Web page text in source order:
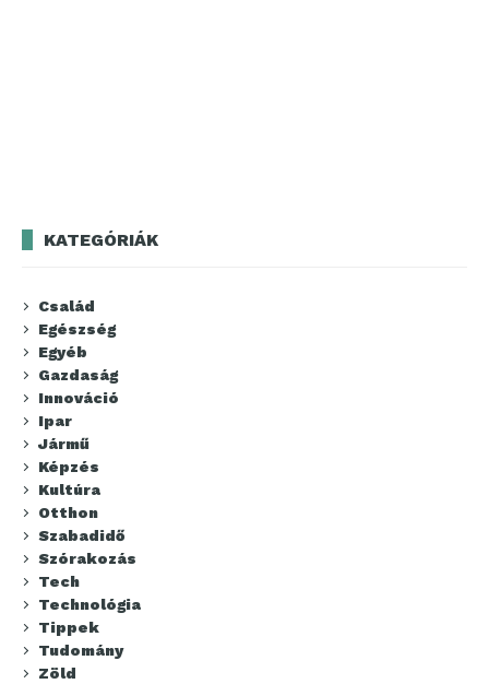
KATEGÓRIÁK
Család
Egészség
Egyéb
Gazdaság
Innováció
Ipar
Jármű
Képzés
Kultúra
Otthon
Szabadidő
Szórakozás
Tech
Technológia
Tippek
Tudomány
Zöld